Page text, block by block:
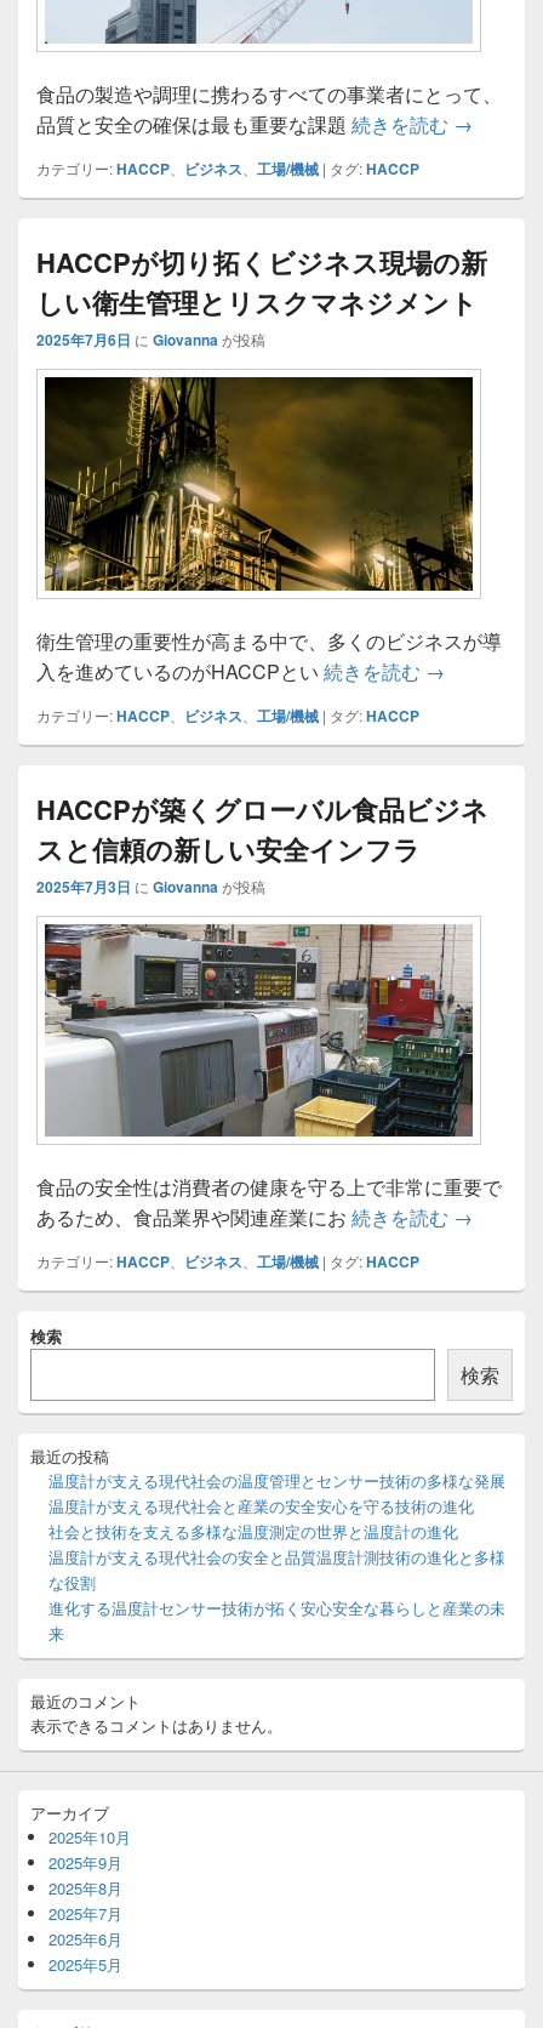
食品の製造や調理に携わるすべての事業者にとって、
品質と安全の確保は最も重要な課題 続きを読む 持続可能
→
カテゴリー:HACCP ビジネス 工場/機械 | タグ:HACCP
HACCPが切り拓くビジネス現場の新
しい衛生管理とリスクマネジメント
2025年7月6日 に Giovannaが投稿
衛生管理の重要性が高まる中で、多くのビジネスが導
入を進めているのがHACCPとい 続きを読む HACCPが切
→
カテゴリー:HACCP ビジネス 工場/機械 | タグ:HACCP
HACCPが築くグローバル食品ビジネ
スと信頼の新しい安全インフラ
2025年7月3日 に Giovanna が投稿
食品の安全性は消費者の健康を守る上で非常に重要で
あるため、食品業界や関連産業にお 続きを読む HACCP
→
カテゴリー:HACCP ビジネス 工場/機械 | タグ:HACCP
イ
イ
バ
検索
検索
最近の投稿
温度計が支える現代社会の温度管理とセンサー技術の多様な発展
温度計が支える現代社会と産業の安全安心を守る技術の進化
社会と技術を支える多様な温度測定の世界と温度計の進化
温度計が支える現代社会の安全と品質温度計測技術の進化と多様
な役割
進化する温度計センサー技術が拓く安心安全な暮らしと産業の未
来
最近のコメント
表示できるコメントはありません。
アーカイブ
2025年10月
2025年9月
2025年8月
2025年7月
2025年6月
2025年5月